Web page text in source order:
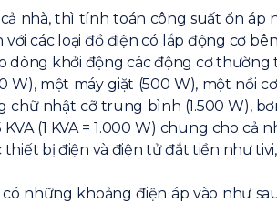
nhà, thì tính toán công suất ổn
các loại đồ điện có lắp động cơ
dòng khởi động các động cơ
W), một máy giặt (500 W), một nồi
nhật cỡ trung bình (1.500 W),
(1 KVA = 1.000 W) chung cho
bị điện và điện tử đắt tiền như
những khoảng điện áp vào như